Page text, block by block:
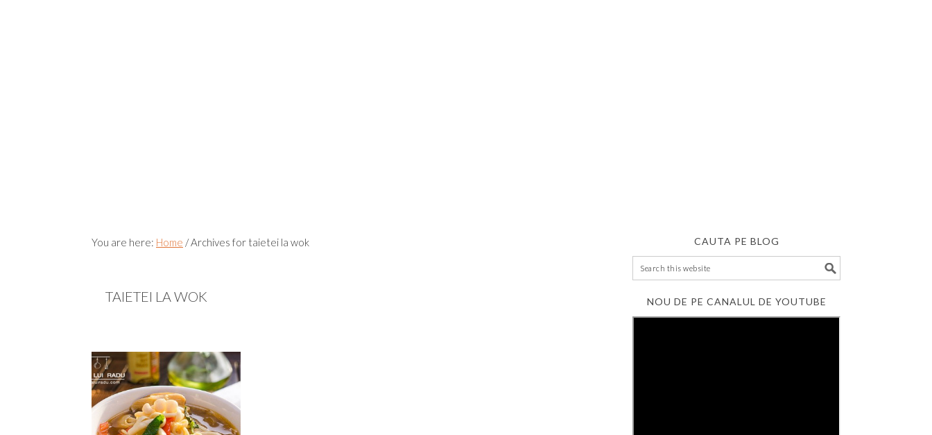
You are here: Home /Archives for taietei la wok
TAIETEI LA WOK
CAUTA PE BLOG
NOU DE PE CANALUL DE YOUTUBE